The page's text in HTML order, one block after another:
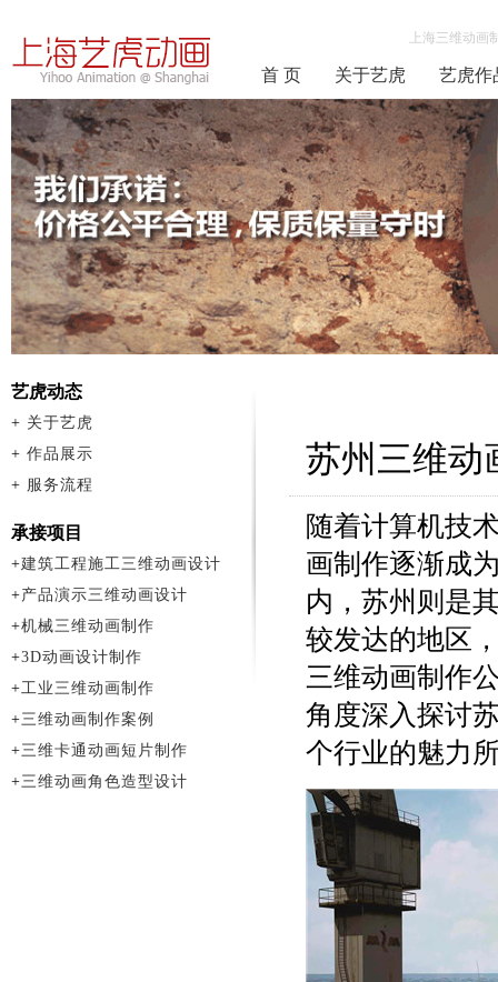
上海三维动
首 页 关于艺虎 艺虎作
苏州三维动
随着计算机技
画制作逐渐成
内，苏州则是
较发达的地区
三维动画制作
角度深入探讨
个行业的魅力
艺虎动态
+ 关于艺虎
+ 作品展示
+ 服务流程
承接项目
+建筑工程施工三维动画设计
+产品演示三维动画设计
+机械三维动画制作
+3D动画设计制作
+工业三维动画制作
+三维动画制作案例
+三维卡通动画短片制作
+三维动画角色造型设计